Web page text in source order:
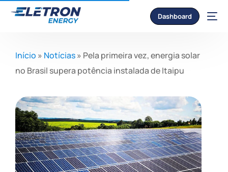
Dashboard
Início » Notícias» Pela primeira vez, energia solar
no Brasil supera potência instalada de Itaipu